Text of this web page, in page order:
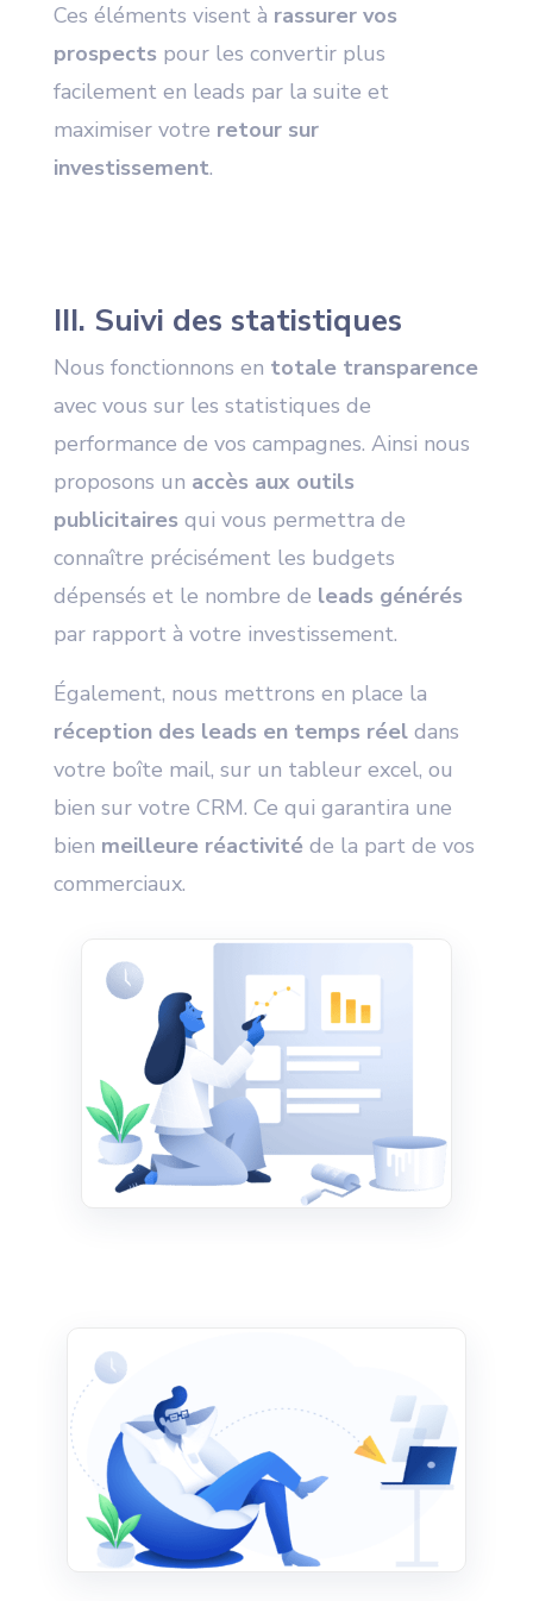
Ces éléments visent à rassurer vos
prospects pour les convertir plus
facilement en leads par la suite et
maximiser votre retour sur
investissement.
III. Suivi des statistiques
Nous fonctionnons en totale transparence
avec vous sur les statistiques de
performance de vos campagnes. Ainsi nous
proposons un accès aux outils
publicitaires qui vous permettra de
connaître précisément les budgets
dépensés et le nombre de leads générés
par rapport à votre investissement.
Également, nous mettrons en place la
réception des leads en temps réeldans
votre boîte mail, sur un tableur excel, ou
bien sur votre CRM. Ce qui garantira une
bien meilleure réactivitéde la part de vos
commerciaux.